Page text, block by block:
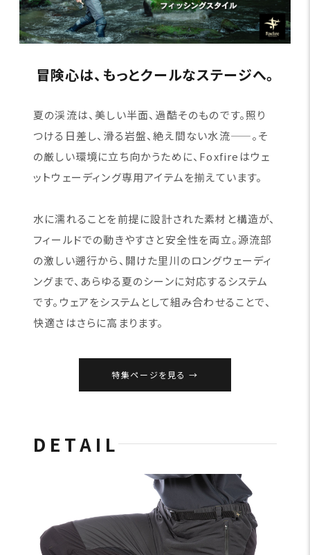
冒険心は、もっとクールなステージへ。
夏の渓流は、美しい半面、過酷そのものです。照り
つける日差し、滑る岩盤、絶え間ない水流——。そ
の厳しい環境に立ち向かうために、Foxfireはウェ
ットウェーディング専用アイテムを揃えています。
水に濡れることを前提に設計された素材と構造が、
フィールドでの動きやすさと安全性を両立。源流部
の激しい遡行から、開けた里川のロングウェーディ
ングまで、あらゆる夏のシーンに対応するシステム
です。ウェアをシステムとして組み合わせることで、
快適さはさらに高まります。
特集ページを見る
DETAIL